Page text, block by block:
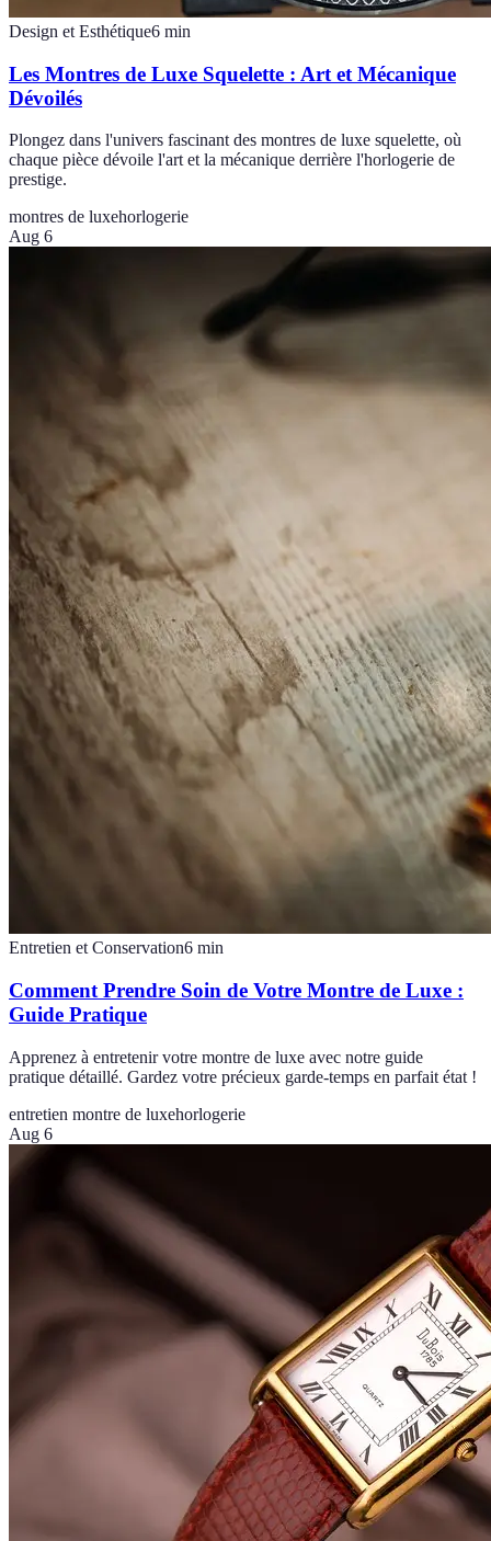
Design et Esthétique6 min
Les Montres de Luxe Squelette : Art et Mécanique
Dévoilés
Plongez dans l'univers fascinant des montres de luxe squelette, où
chaque pièce dévoile l'art et la mécanique derrière l'horlogerie de
prestige.
montres de luxehorlogerie
Aug 6
Entretien et Conservation6 min
Comment Prendre Soin de Votre Montre de Luxe :
Guide Pratique
Apprenez à entretenir votre montre de luxe avec notre guide
pratique détaillé. Gardez votre précieux garde-temps en parfait état !
entretien montre de luxehorlogerie
Aug 6